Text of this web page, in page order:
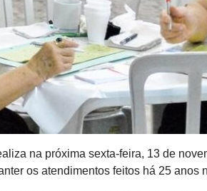
na próxima sexta-feira, 13 de
os atendimentos feitos há 25 anos